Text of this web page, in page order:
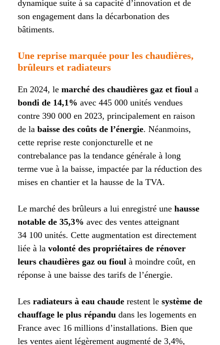
dynamique suite à sa capacité d’innovation et de
son engagement dans la décarbonation des
bâtiments.
Une reprise marquée pour les chaudières,
brûleurs et radiateurs
En 2024, le marché des chaudières gaz et fioul a
bondi de 14,1% avec 445 000 unités vendues
contre 390 000 en 2023, principalement en raison
de la baisse des coûts de l’énergie. Néanmoins,
cette reprise reste conjoncturelle et ne
contrebalance pas la tendance générale à long
terme vue à la baisse, impactée par la réduction des
mises en chantier et la hausse de la TVA.
Le marché des brûleurs a lui enregistré une hausse
notable de 35,3% avec des ventes atteignant
34 100 unités. Cette augmentation est directement
liée à la volonté des propriétaires de rénover
leurs chaudières gaz ou fioul à moindre coût, en
réponse à une baisse des tarifs de l’énergie.
Les radiateurs à eau chauderestent le système de
chauffage le plus répandu dans les logements en
France avec 16 millions d’installations. Bien que
les ventes aient légèrement augmenté de 3,4%,